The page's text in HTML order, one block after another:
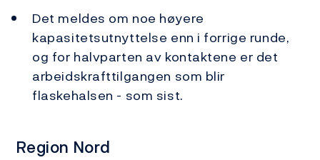
Det meldes om noe høyere
kapasitetsutnyttelse enn i forrige runde,
og for halvparten av kontaktene er det
arbeidskrafttilgangen som blir
flaskehalsen - som sist.
Region Nord